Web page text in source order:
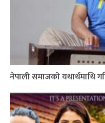
नेपाली समाजको यथार्थमाथि